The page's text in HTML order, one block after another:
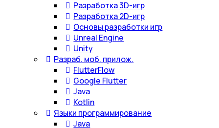
Разработка 3D-игр
Разработка 2D-игр
Основы разработки игр
Unreal Engine
Unity
Разраб. моб. прилож.
FlutterFlow
Google Flutter
Java
Kotlin
Языки программирование
Java